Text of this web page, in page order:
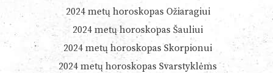
2024 metų horoskopas Ožiaragiui
2024 metų horoskopas Šauliui
2024 metų horoskopas Skorpionui
2024 metų horoskopas Svarstyklėms